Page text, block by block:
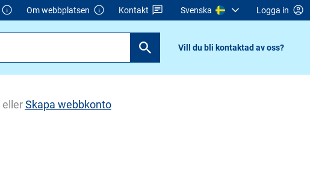
Om webbplatsen Kontakt Svenska Logga in
Vill du bli kontaktad av oss?
ellerSkapa webbkonto